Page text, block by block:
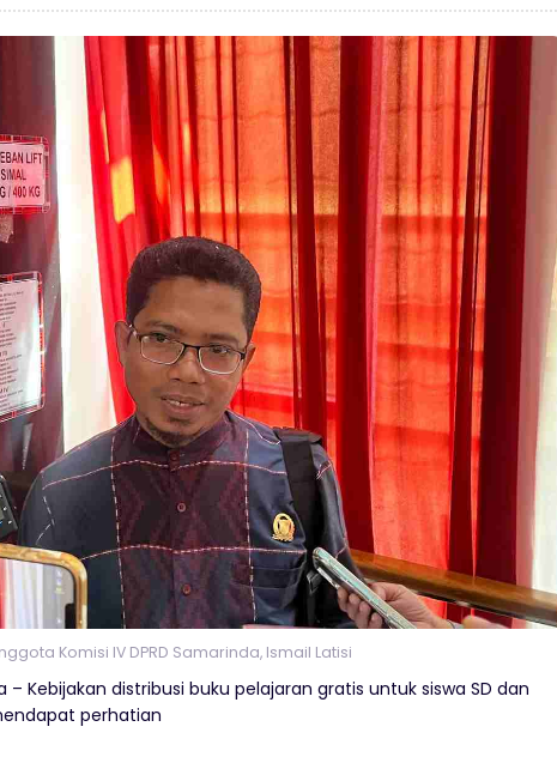
Komisi IV DPRD Samarinda, Ismail Latisi
– Kebijakan distribusi buku pelajaran gratis untuk siswa SD dan
perhatian